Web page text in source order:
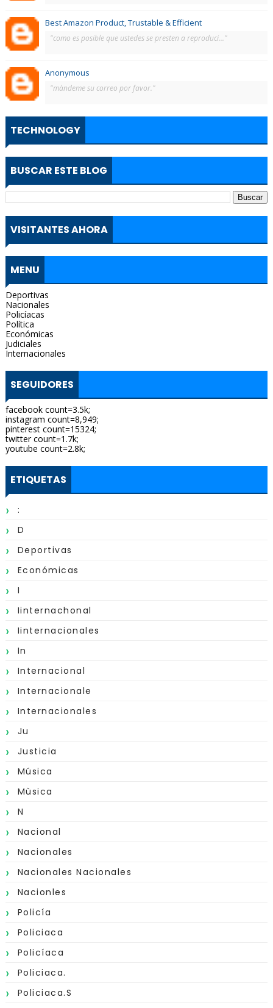
Best Amazon Product, Trustable & Efficient
"como es posible que ustedes se presten a reproduci..."
Anonymous
"màndeme su correo por favor."
TECHNOLOGY
BUSCAR ESTE BLOG
VISITANTES AHORA
MENU
Deportivas
Nacionales
Policíacas
Política
Económicas
Judiciales
Internacionales
SEGUIDORES
facebook count=3.5k;
instagram count=8,949;
pinterest count=15324;
twitter count=1.7k;
youtube count=2.8k;
ETIQUETAS
:
D
Deportivas
Económicas
I
Iinternachonal
Iinternacionales
In
Internacional
Internacionale
Internacionales
Ju
Justicia
Música
Mùsica
N
Nacional
Nacionales
Nacionales Nacionales
Nacionles
Policía
Policiaca
Policíaca
Policiaca.
Policiaca.s